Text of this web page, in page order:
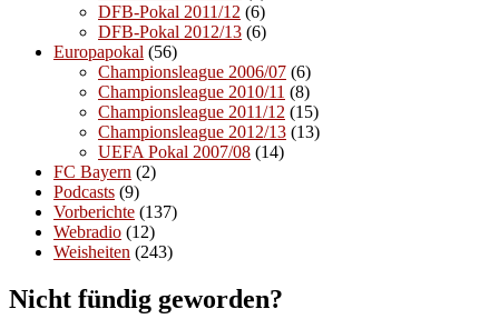
DFB-Pokal 2011/12 (6)
DFB-Pokal 2012/13 (6)
Europapokal (56)
Championsleague 2006/07 (6)
Championsleague 2010/11 (8)
Championsleague 2011/12 (15)
Championsleague 2012/13 (13)
UEFA Pokal 2007/08 (14)
FC Bayern (2)
Podcasts (9)
Vorberichte (137)
Webradio (12)
Weisheiten (243)
Nicht fündig geworden?